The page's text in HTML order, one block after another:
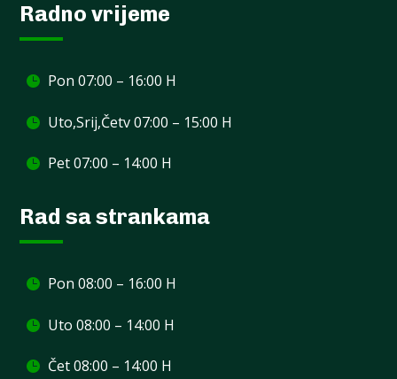
Radno vrijeme
Pon 07:00 – 16:00 H
Uto,Srij,Četv 07:00 – 15:00 H
Pet 07:00 – 14:00 H
Rad sa strankama
Pon 08:00 – 16:00 H
Uto 08:00 – 14:00 H
Čet 08:00 – 14:00 H